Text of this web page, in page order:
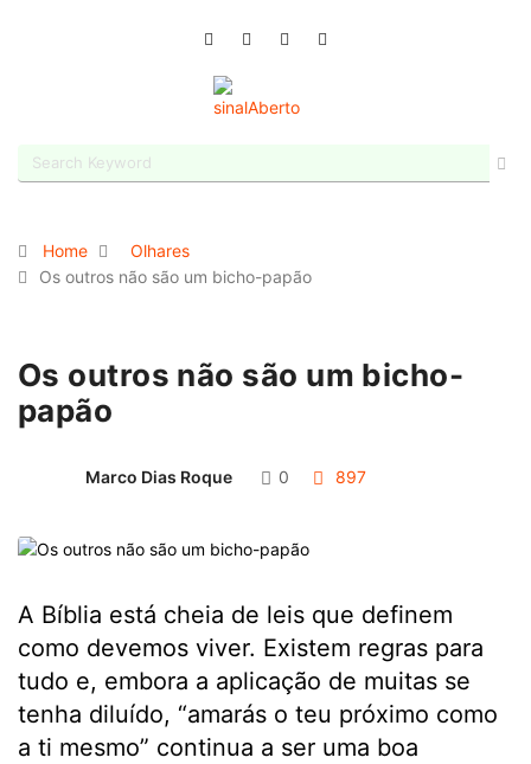
Home
Olhares
Os outros não são um bicho-papão
Os outros não são um bicho-
papão
Marco Dias Roque 0 897
A Bíblia está cheia de leis que definem
como devemos viver. Existem regras para
tudo e, embora a aplicação de muitas se
tenha diluído, “amarás o teu próximo como
a ti mesmo” continua a ser uma boa